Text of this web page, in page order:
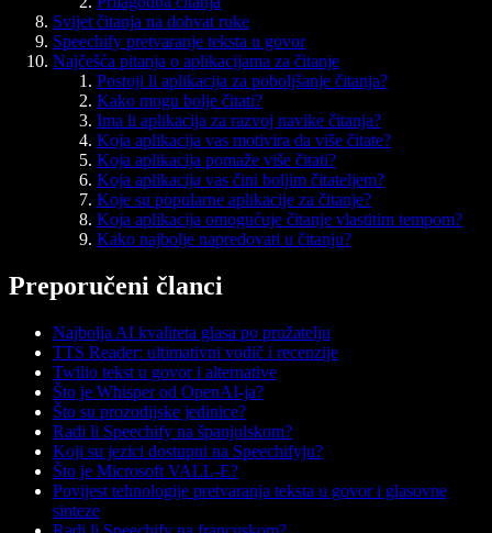
Svijet čitanja na dohvat ruke
Speechify pretvaranje teksta u govor
Najčešća pitanja o aplikacijama za čitanje
Postoji li aplikacija za poboljšanje čitanja?
Kako mogu bolje čitati?
Ima li aplikacija za razvoj navike čitanja?
Koja aplikacija vas motivira da više čitate?
Koja aplikacija pomaže više čitati?
Koja aplikacija vas čini boljim čitateljem?
Koje su popularne aplikacije za čitanje?
Koja aplikacija omogućuje čitanje vlastitim tempom?
Kako najbolje napredovati u čitanju?
Preporučeni članci
Najbolja AI kvaliteta glasa po pružatelju
TTS Reader: ultimativni vodič i recenzije
Twilio tekst u govor i alternative
Što je Whisper od OpenAI-ja?
Što su prozodijske jedinice?
Radi li Speechify na španjolskom?
Koji su jezici dostupni na Speechifyju?
Što je Microsoft VALL-E?
Povijest tehnologije pretvaranja teksta u govor i glasovne
sinteze